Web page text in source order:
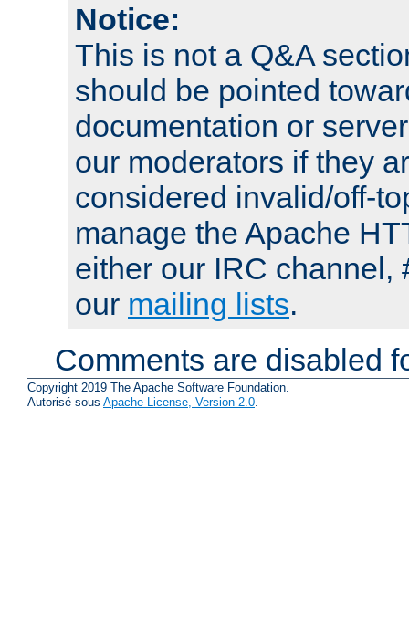
Notice:
This is not a Q&A
should be pointed
documentation or
our moderators if they
considered invalid/off-
manage the Apache
either our IRC channel,
our mailing lists.
Comments are disabled
Copyright 2019 The Apache Software Foundation.
Autorisé sous Apache License, Version 2.0.